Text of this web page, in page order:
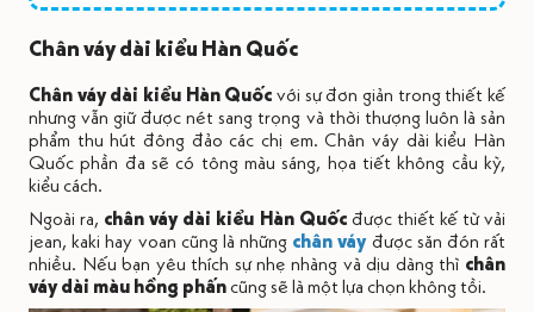
Chân váy dài kiểu Hàn Quốc
Chân váy dài kiểu Hàn Quốc với sự đơn giản trong thiết kế
nhưng vẫn giữ được nét sang trọng và thời thượng luôn là sản
phẩm thu hút đông đảo các chị em. Chân váy dài kiểu Hàn
Quốc phần đa sẽ có tông màu sáng, họa tiết không cầu kỳ,
kiểu cách.
Ngoài ra, chân váy dài kiểu Hàn Quốcđược thiết kế từ vải
jean, kaki hay voan cũng là những chân váyđược săn đón rất
nhiều. Nếu bạn yêu thích sự nhẹ nhàng và dịu dàng thì chân
váy dài màu hồng phấncũng sẽ là một lựa chọn không tồi.